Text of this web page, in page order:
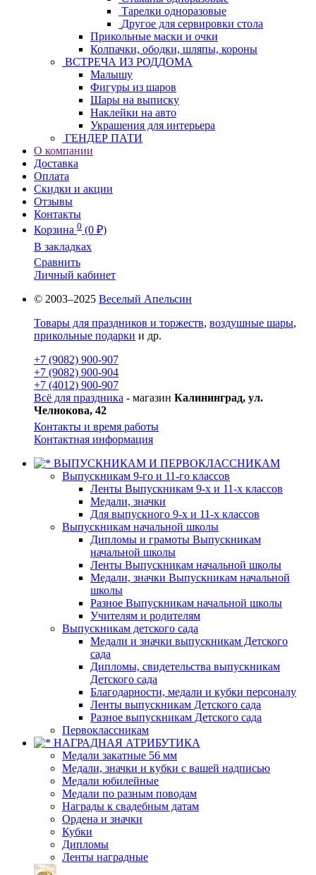
Тарелки одноразовые
Другое для сервировки стола
Прикольные маски и очки
Колпачки, ободки, шляпы, короны
ВСТРЕЧА ИЗ РОДДОМА
Малышу
Фигуры из шаров
Шары на выписку
Наклейки на авто
Украшения для интерьера
ГЕНДЕР ПАТИ
О компании
Доставка
Оплата
Скидки и акции
Отзывы
Контакты
Корзина 0 (0 ₽)
В закладках
Сравнить
Личный кабинет
© 2003–2025 Веселый Апельсин
Товары для праздников и торжеств, воздушные шары,
прикольные подарки и др.
+7 (9082) 900-907
+7 (9082) 900-904
+7 (4012) 900-907
Всё для праздника - магазин Калининград, ул.
Челнокова, 42
Контакты и время работы
Контактная информация
ВЫПУСКНИКАМ И ПЕРВОКЛАССНИКАМ
Выпускникам 9-го и 11-го классов
Ленты Выпускникам 9-х и 11-х классов
Медали, значки
Для выпускного 9-х и 11-х классов
Выпускникам начальной школы
Дипломы и грамоты Выпускникам
начальной школы
Ленты Выпускникам начальной школы
Медали, значки Выпускникам начальной
школы
Разное Выпускникам начальной школы
Учителям и родителям
Выпускникам детского сада
Медали и значки выпускникам Детского
сада
Дипломы, свидетельства выпускникам
Детского сада
Благодарности, медали и кубки персоналу
Ленты выпускникам Детского сада
Разное выпускникам Детского сада
Первоклассникам
НАГРАДНАЯ АТРИБУТИКА
Медали закатные 56 мм
Медали, значки и кубки с вашей надписью
Медали юбилейные
Медали по разным поводам
Награды к свадебным датам
Ордена и значки
Кубки
Дипломы
Ленты наградные